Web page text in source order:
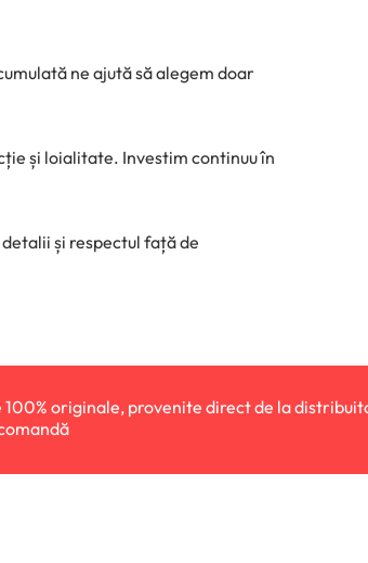
ne ajută să alegem doar
și loialitate. Investim continuu în
și respectul față de
provenite direct de la distribuitori autorizați,